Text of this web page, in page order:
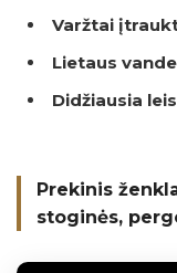
Varžtai
Lietaus
Didžiausia
Prekinis
stoginės,